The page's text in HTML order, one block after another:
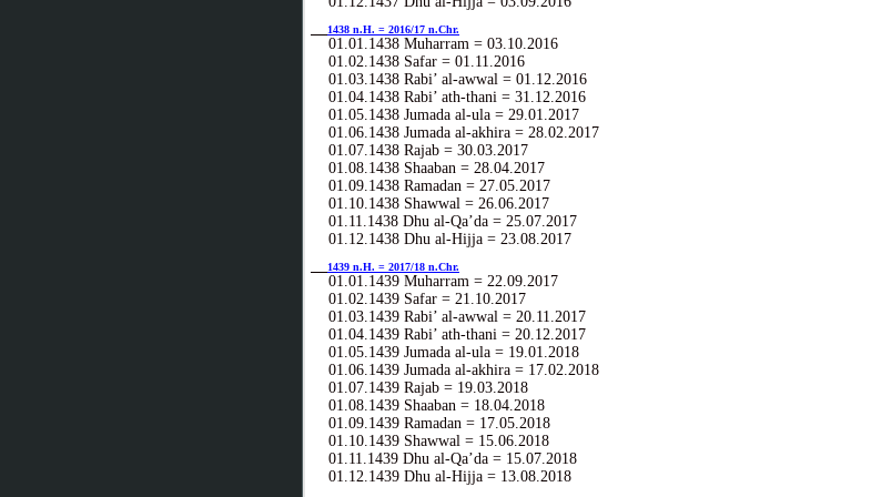
1438 n.H. = 2016/17 n.Chr.
01.01.1438 Muharram = 03.10.2016
01.02.1438 Safar = 01.11.2016
01.03.1438 Rabi’ al-awwal = 01.12.2016
01.04.1438 Rabi’ ath-thani = 31.12.2016
01.05.1438 Jumada al-ula = 29.01.2017
01.06.1438 Jumada al-akhira = 28.02.2017
01.07.1438 Rajab = 30.03.2017
01.08.1438 Shaaban = 28.04.2017
01.09.1438 Ramadan = 27.05.2017
01.10.1438 Shawwal = 26.06.2017
01.11.1438 Dhu al-Qa’da = 25.07.2017
01.12.1438 Dhu al-Hijja = 23.08.2017
1439 n.H. = 2017/18 n.Chr.
01.01.1439 Muharram = 22.09.2017
01.02.1439 Safar = 21.10.2017
01.03.1439 Rabi’ al-awwal = 20.11.2017
01.04.1439 Rabi’ ath-thani = 20.12.2017
01.05.1439 Jumada al-ula = 19.01.2018
01.06.1439 Jumada al-akhira = 17.02.2018
01.07.1439 Rajab = 19.03.2018
01.08.1439 Shaaban = 18.04.2018
01.09.1439 Ramadan = 17.05.2018
01.10.1439 Shawwal = 15.06.2018
01.11.1439 Dhu al-Qa’da = 15.07.2018
01.12.1439 Dhu al-Hijja = 13.08.2018